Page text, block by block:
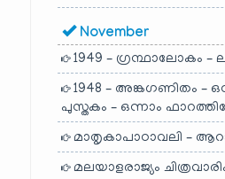
November
1949 – ഗ്രന്ഥാലോകം –
1948 – അങ്കഗണിതം –
പുസ്തകം – ഒന്നാം
മാതൃകാപാഠാവലി –
മലയാളരാജ്യം